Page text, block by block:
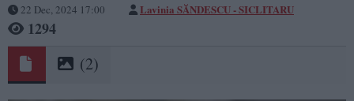
22 Dec, 2024 17:00 Lavinia SĂNDESCU - SICLITARU
1294
(2)